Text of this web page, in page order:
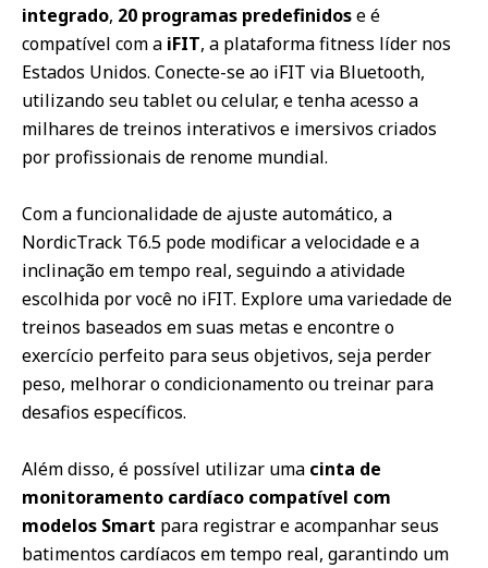
integrado, 20 programas predefinidose é
compatível com a iFIT, a plataforma fitness líder nos
Estados Unidos. Conecte-se ao iFIT via Bluetooth,
utilizando seu tablet ou celular, e tenha acesso a
milhares de treinos interativos e imersivos criados
por profissionais de renome mundial.
Com a funcionalidade de ajuste automático, a
NordicTrack T6.5 pode modificar a velocidade e a
inclinação em tempo real, seguindo a atividade
escolhida por você no iFIT. Explore uma variedade de
treinos baseados em suas metas e encontre o
exercício perfeito para seus objetivos, seja perder
peso, melhorar o condicionamento ou treinar para
desafios específicos.
Além disso, é possível utilizar uma cinta de
monitoramento cardíaco compatível com
modelos Smart para registrar e acompanhar seus
batimentos cardíacos em tempo real, garantindo um